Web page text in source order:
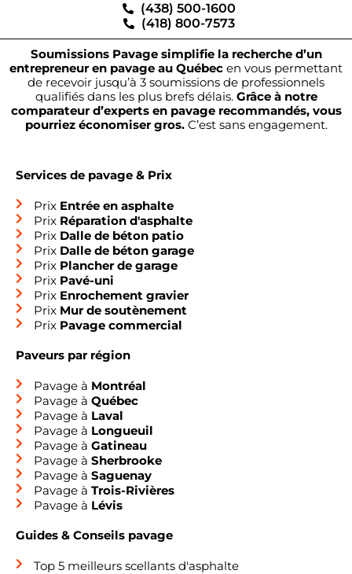
(438) 500-1600
(418) 800-7573
Soumissions Pavage simplifie la recherche d’un
entrepreneur en pavage au Québec en vous permettant
de recevoir jusqu’à 3 soumissions de professionnels
qualifiés dans les plus brefs délais. Grâce à notre
comparateur d’experts en pavage recommandés, vous
pourriez économiser gros.C’est sans engagement.
Services de pavage & Prix
Prix Entrée en asphalte
Prix Réparation d'asphalte
Prix Dalle de béton patio
Prix Dalle de béton garage
Prix Plancher de garage
Prix Pavé-uni
Prix Enrochement gravier
Prix Mur de soutènement
Prix Pavage commercial
Paveurs par région
Pavage à Montréal
Pavage à Québec
Pavage à Laval
Pavage à Longueuil
Pavage à Gatineau
Pavage à Sherbrooke
Pavage à Saguenay
Pavage à Trois-Rivières
Pavage à Lévis
Guides & Conseils pavage
Top 5 meilleurs scellants d'asphalte